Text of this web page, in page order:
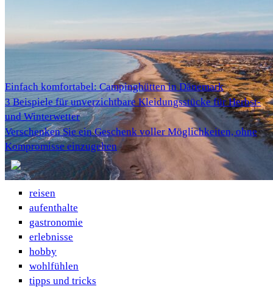
Einfach komfortabel: Campinghütten in Dänemark
3 Beispiele für unverzichtbare Kleidungsstücke für Herbst-
und Winterwetter
Verschenken Sie ein Geschenk voller Möglichkeiten, ohne
Kompromisse einzugehen
reisen
aufenthalte
gastronomie
erlebnisse
hobby
wohlfühlen
tipps und tricks